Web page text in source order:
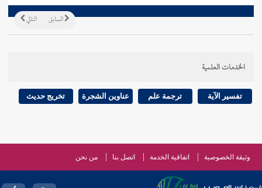
التالي السابق
الخدمات العلمية
تفسير الآية ترجمة علم عناوين الشجرة تخريج حديث
وثيقة الخصوصية اتفاقية الخدمة اتصل بنا من نحن